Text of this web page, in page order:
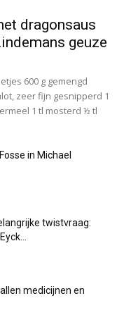
dragonsaus
geuze
600 g gemengd
zeer fijn gesnipperd 1
1 tl mosterd ½ tl
in Michael
twistvraag:
medicijnen en